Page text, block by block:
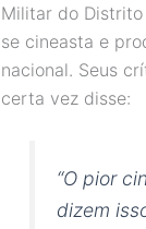
Militar do Distrito
se cineasta e
nacional. Seus
certa vez disse:
“O pior
dizem